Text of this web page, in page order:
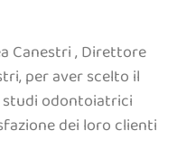
Canestri , Direttore
per aver scelto il
studi odontoiatrici
dei loro clienti